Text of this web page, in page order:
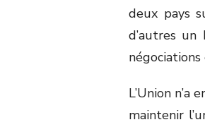
deux pays
d’autres
négociations
L’Union
maintenir